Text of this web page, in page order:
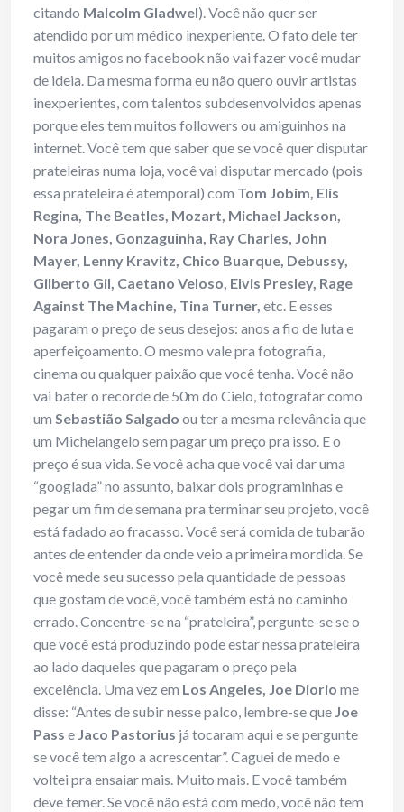
citando Malcolm Gladwel). Você não quer ser
atendido por um médico inexperiente. O fato dele ter
muitos amigos no facebook não vai fazer você mudar
de ideia. Da mesma forma eu não quero ouvir artistas
inexperientes, com talentos subdesenvolvidos apenas
porque eles tem muitos followers ou amiguinhos na
internet. Você tem que saber que se você quer disputar
prateleiras numa loja, você vai disputar mercado (pois
essa prateleira é atemporal) com Tom Jobim, Elis
Regina, The Beatles, Mozart, Michael Jackson,
Nora Jones, Gonzaguinha, Ray Charles, John
Mayer, Lenny Kravitz, Chico Buarque, Debussy,
Gilberto Gil, Caetano Veloso, Elvis Presley, Rage
Against The Machine, Tina Turner, etc. E esses
pagaram o preço de seus desejos: anos a fio de luta e
aperfeiçoamento. O mesmo vale pra fotografia,
cinema ou qualquer paixão que você tenha. Você não
vai bater o recorde de 50m do Cielo, fotografar como
um Sebastião Salgado ou ter a mesma relevância que
um Michelangelo sem pagar um preço pra isso. E o
preço é sua vida. Se você acha que você vai dar uma
“googlada” no assunto, baixar dois programinhas e
pegar um fim de semana pra terminar seu projeto, você
está fadado ao fracasso. Você será comida de tubarão
antes de entender da onde veio a primeira mordida. Se
você mede seu sucesso pela quantidade de pessoas
que gostam de você, você também está no caminho
errado. Concentre-se na “prateleira”, pergunte-se se o
que você está produzindo pode estar nessa prateleira
ao lado daqueles que pagaram o preço pela
excelência. Uma vez em Los Angeles, Joe Diorio me
disse: “Antes de subir nesse palco, lembre-se que Joe
Pass e Jaco Pastorius já tocaram aqui e se pergunte
se você tem algo a acrescentar”. Caguei de medo e
voltei pra ensaiar mais. Muito mais. E você também
deve temer. Se você não está com medo, você não tem